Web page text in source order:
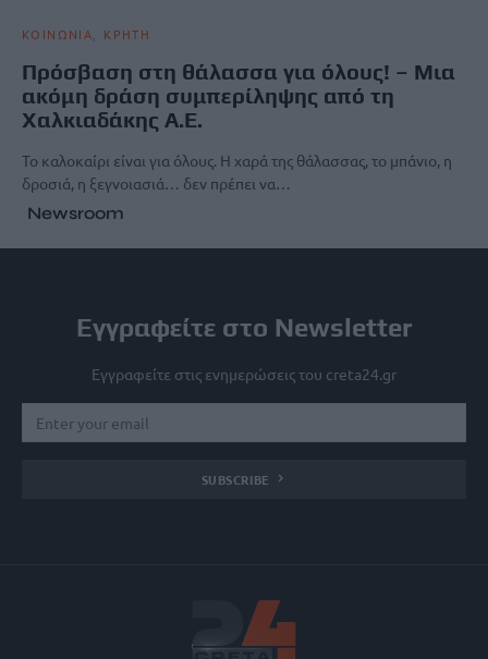
ΚΟΙΝΩΝΙΑ ΚΡΗΤΗ
Πρόσβαση στη θάλασσα για όλους! – Μια
ακόμη δράση συμπερίληψης από τη
Χαλκιαδάκης Α.Ε.
Το καλοκαίρι είναι για όλους. Η χαρά της θάλασσας, το μπάνιο, η
δροσιά, η ξεγνοιασιά… δεν πρέπει να…
Newsroom
Εγγραφείτε στο Newsletter
Εγγραφείτε στις ενημερώσεις του creta24.gr
SUBSCRIBE